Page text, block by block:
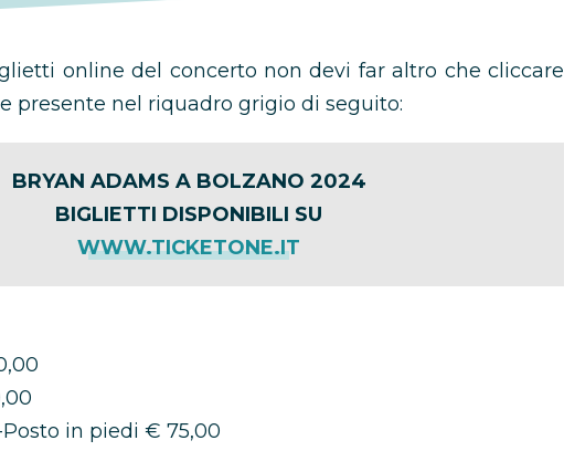
online del concerto non devi far altro che cliccare
presente nel riquadro grigio di seguito:
BRYAN ADAMS A BOLZANO 2024
BIGLIETTI DISPONIBILI SU
WWW.TICKETONE.IT
in piedi € 75,00